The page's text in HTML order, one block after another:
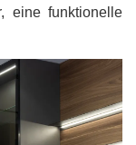
eine funktionelle